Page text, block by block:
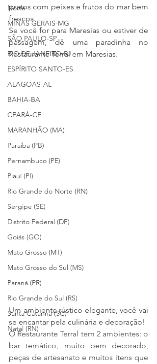
Norte
MINAS GERAIS-MG
SÃO PAULO-SP
RIO DE JANEIRO-RJ
ESPÍRITO SANTO-ES
ALAGOAS-AL
BAHIA-BA
CEARÁ-CE
MARANHÃO (MA)
Paraíba (PB)
Pernambuco (PE)
Piauí (PI)
Rio Grande do Norte (RN)
Sergipe (SE)
Distrito Federal (DF)
Goiás (GO)
Mato Grosso (MT)
Mato Grosso do Sul (MS)
Paraná (PR)
Rio Grande do Sul (RS)
Santa Catarina (SC)
Natal (RN)
pratos com peixes e frutos do mar bem
frescos.
Se você for para Maresias ou estiver de
passagem, dê uma paradinha no
Restaurante Terral em Maresias.
Um ambiente rústico elegante, você vai
se encantar pela culinária e decoração!
O Restaurante Terral tem 2 ambientes: o
bar temático, muito bem decorado,
peças de artesanato e muitos itens que